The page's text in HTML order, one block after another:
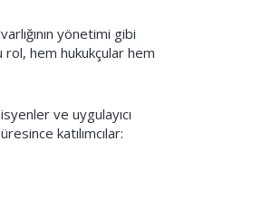
yönetimi gibi
hem hukukçular hem
ve uygulayıcı
katılımcılar: